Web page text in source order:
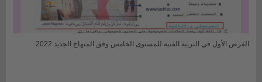
الفرض الأول في التربية الفنية للمستوى الخامس وفق المنهاج الجديد 2022